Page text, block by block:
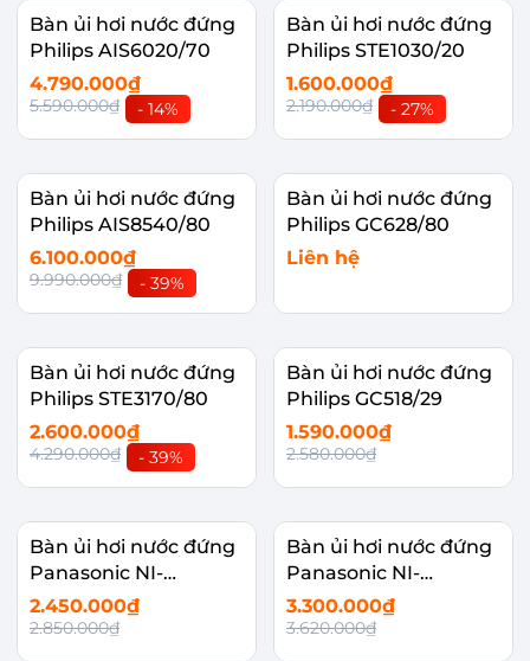
Bàn ủi hơi nước đứng
Philips AIS6020/70
4.790.000₫
5.590.000₫ - 14%
Bàn ủi hơi nước đứng
Philips STE1030/20
1.600.000₫
2.190.000₫ - 27%
Bàn ủi hơi nước đứng
Philips AIS8540/80
6.100.000₫
9.990.000₫ - 39%
Bàn ủi hơi nước đứng
Philips GC628/80
Liên hệ
Bàn ủi hơi nước đứng
Philips STE3170/80
2.600.000₫
4.290.000₫ - 39%
Bàn ủi hơi nước đứng
Philips GC518/29
1.590.000₫
2.580.000₫
Bàn ủi hơi nước đứng
Panasonic NI-
GSD051GRA
2.450.000₫
2.850.000₫
Bàn ủi hơi nước đứng
Panasonic NI-
GSD071PRA
3.300.000₫
3.620.000₫